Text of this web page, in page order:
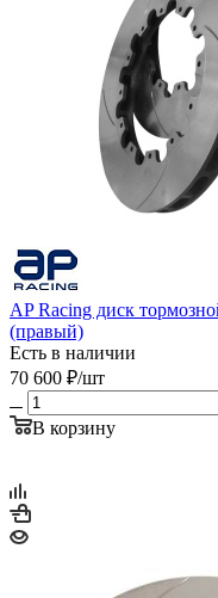
AP Racing диск
(правый)
Есть в наличии
70 600 ₽/шт
В корзину